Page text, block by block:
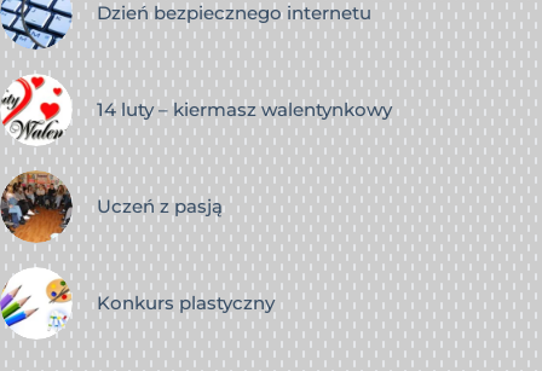
Dzień bezpiecznego internetu
14 luty – kiermasz walentynkowy
Uczeń z pasją
Konkurs plastyczny